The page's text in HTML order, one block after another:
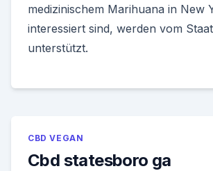
medizinischem Marihuana in New
interessiert sind, werden vom
unterstützt.
CBD VEGAN
Cbd statesboro ga